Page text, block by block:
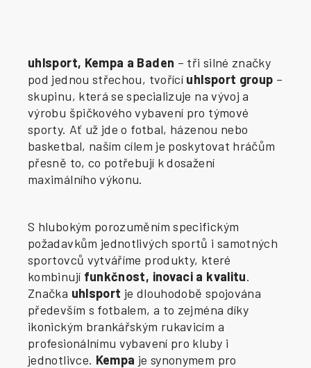
uhlsport, Kempa a Baden – tři silné značky
pod jednou střechou, tvořící uhlsport group –
skupinu, která se specializuje na vývoj a
výrobu špičkového vybavení pro týmové
sporty. Ať už jde o fotbal, házenou nebo
basketbal, naším cílem je poskytovat hráčům
přesně to, co potřebují k dosažení
maximálního výkonu.
S hlubokým porozuměním specifickým
požadavkům jednotlivých sportů i samotných
sportovců vytváříme produkty, které
kombinují funkčnost, inovaci a kvalitu.
Značka uhlsport je dlouhodobě spojována
především s fotbalem, a to zejména díky
ikonickým brankářským rukavicím a
profesionálnímu vybavení pro kluby i
jednotlivce. Kempa je synonymem pro